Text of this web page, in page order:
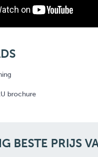
brochure
BESTE PRIJS